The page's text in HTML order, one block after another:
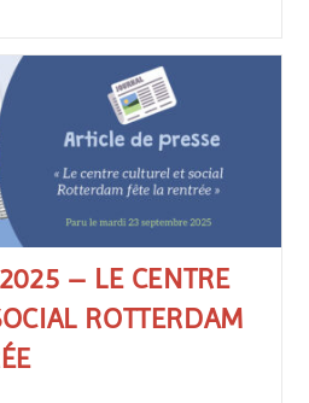
– LE CENTRE
ROTTERDAM